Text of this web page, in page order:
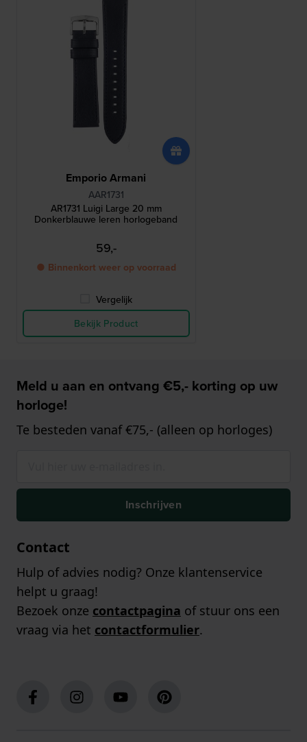
Emporio Armani
AAR1731
AR1731 Luigi Large 20 mm
Donkerblauwe leren horlogeband
59,-
● Binnenkort weer op voorraad
Vergelijk
Bekijk Product
Meld u aan en ontvang €5,- korting op uw
horloge!
Te besteden vanaf €75,- (alleen op horloges)
Inschrijven
Contact
Hulp of advies nodig? Onze klantenservice
helpt u graag!
Bezoek onze contactpagina of stuur ons een
vraag via het contactformulier.